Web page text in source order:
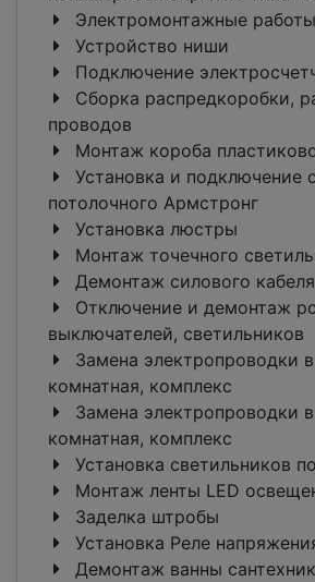
Электромонтажные работы
Устройство ниши
Подключение
Сборка распредкоробки,
проводов
Монтаж короба
Установка и подключение
потолочного Армстронг
Установка люстры
Монтаж точечного
Демонтаж силового кабеля
Отключение и демонтаж
выключателей, светильников
Замена электропроводки
комнатная, комплекс
Замена электропроводки
комнатная, комплекс
Установка светильников
Монтаж ленты LED
Заделка штробы
Установка Реле
Демонтаж ванны